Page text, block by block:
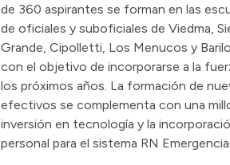
de 360 aspirantes se forman en las
de oficiales y suboficiales de Viedma,
Grande, Cipolletti, Los Menucos y
con el objetivo de incorporarse a la
los próximos años. La formación de
efectivos se complementa con una
inversión en tecnología y la
personal para el sistema RN